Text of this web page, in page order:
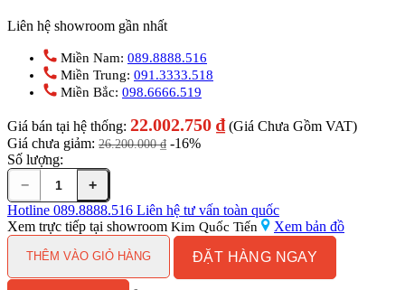
Liên hệ showroom gần nhất
Miền Nam: 089.8888.516
Miền Trung: 091.3333.518
Miền Bắc: 098.6666.519
Giá bán tại hệ thống: 22.002.750 ₫ (Giá Chưa Gồm VAT)
Giá chưa giảm: 26.200.000₫ -16%
Số lượng:
Cầu
Điện
Tử
TOTO
CS767RW6#XW
−
+
Hotline 089.8888.516 Liên hệ tư vấn toàn quốc
Xem trực tiếp tại showroom Kim Quốc Tiến Xem bản đồ
THÊM VÀO GIỎ HÀNG ĐẶT HÀNG NGAY